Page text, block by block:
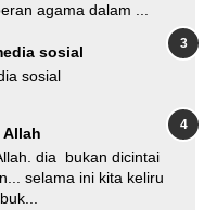
agama dalam ...
sosial
sosial
Allah
dia bukan dicintai
selama ini kita keliru